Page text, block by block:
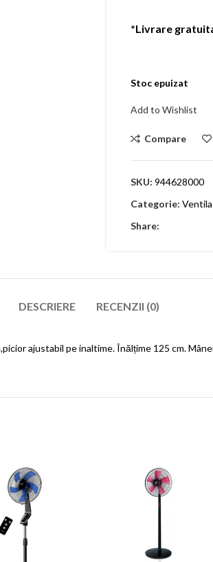
*Livrare
Stoc epuizat
Add to Wishlist
Compare
SKU: 944628000
Categorie:
Share:
DESCRIERE RECENZII (0)
ajustabil pe inaltime. Înălțime 125 cm.